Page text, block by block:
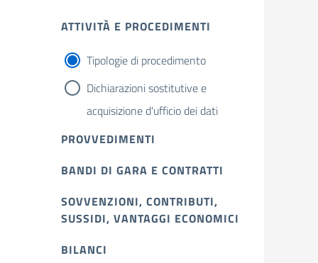
ATTIVITÀ E PROCEDIMENTI
Tipologie di procedimento
Dichiarazioni sostitutive e
acquisizione d'ufficio dei dati
PROVVEDIMENTI
BANDI DI GARA E CONTRATTI
SOVVENZIONI, CONTRIBUTI,
SUSSIDI, VANTAGGI ECONOMICI
BILANCI